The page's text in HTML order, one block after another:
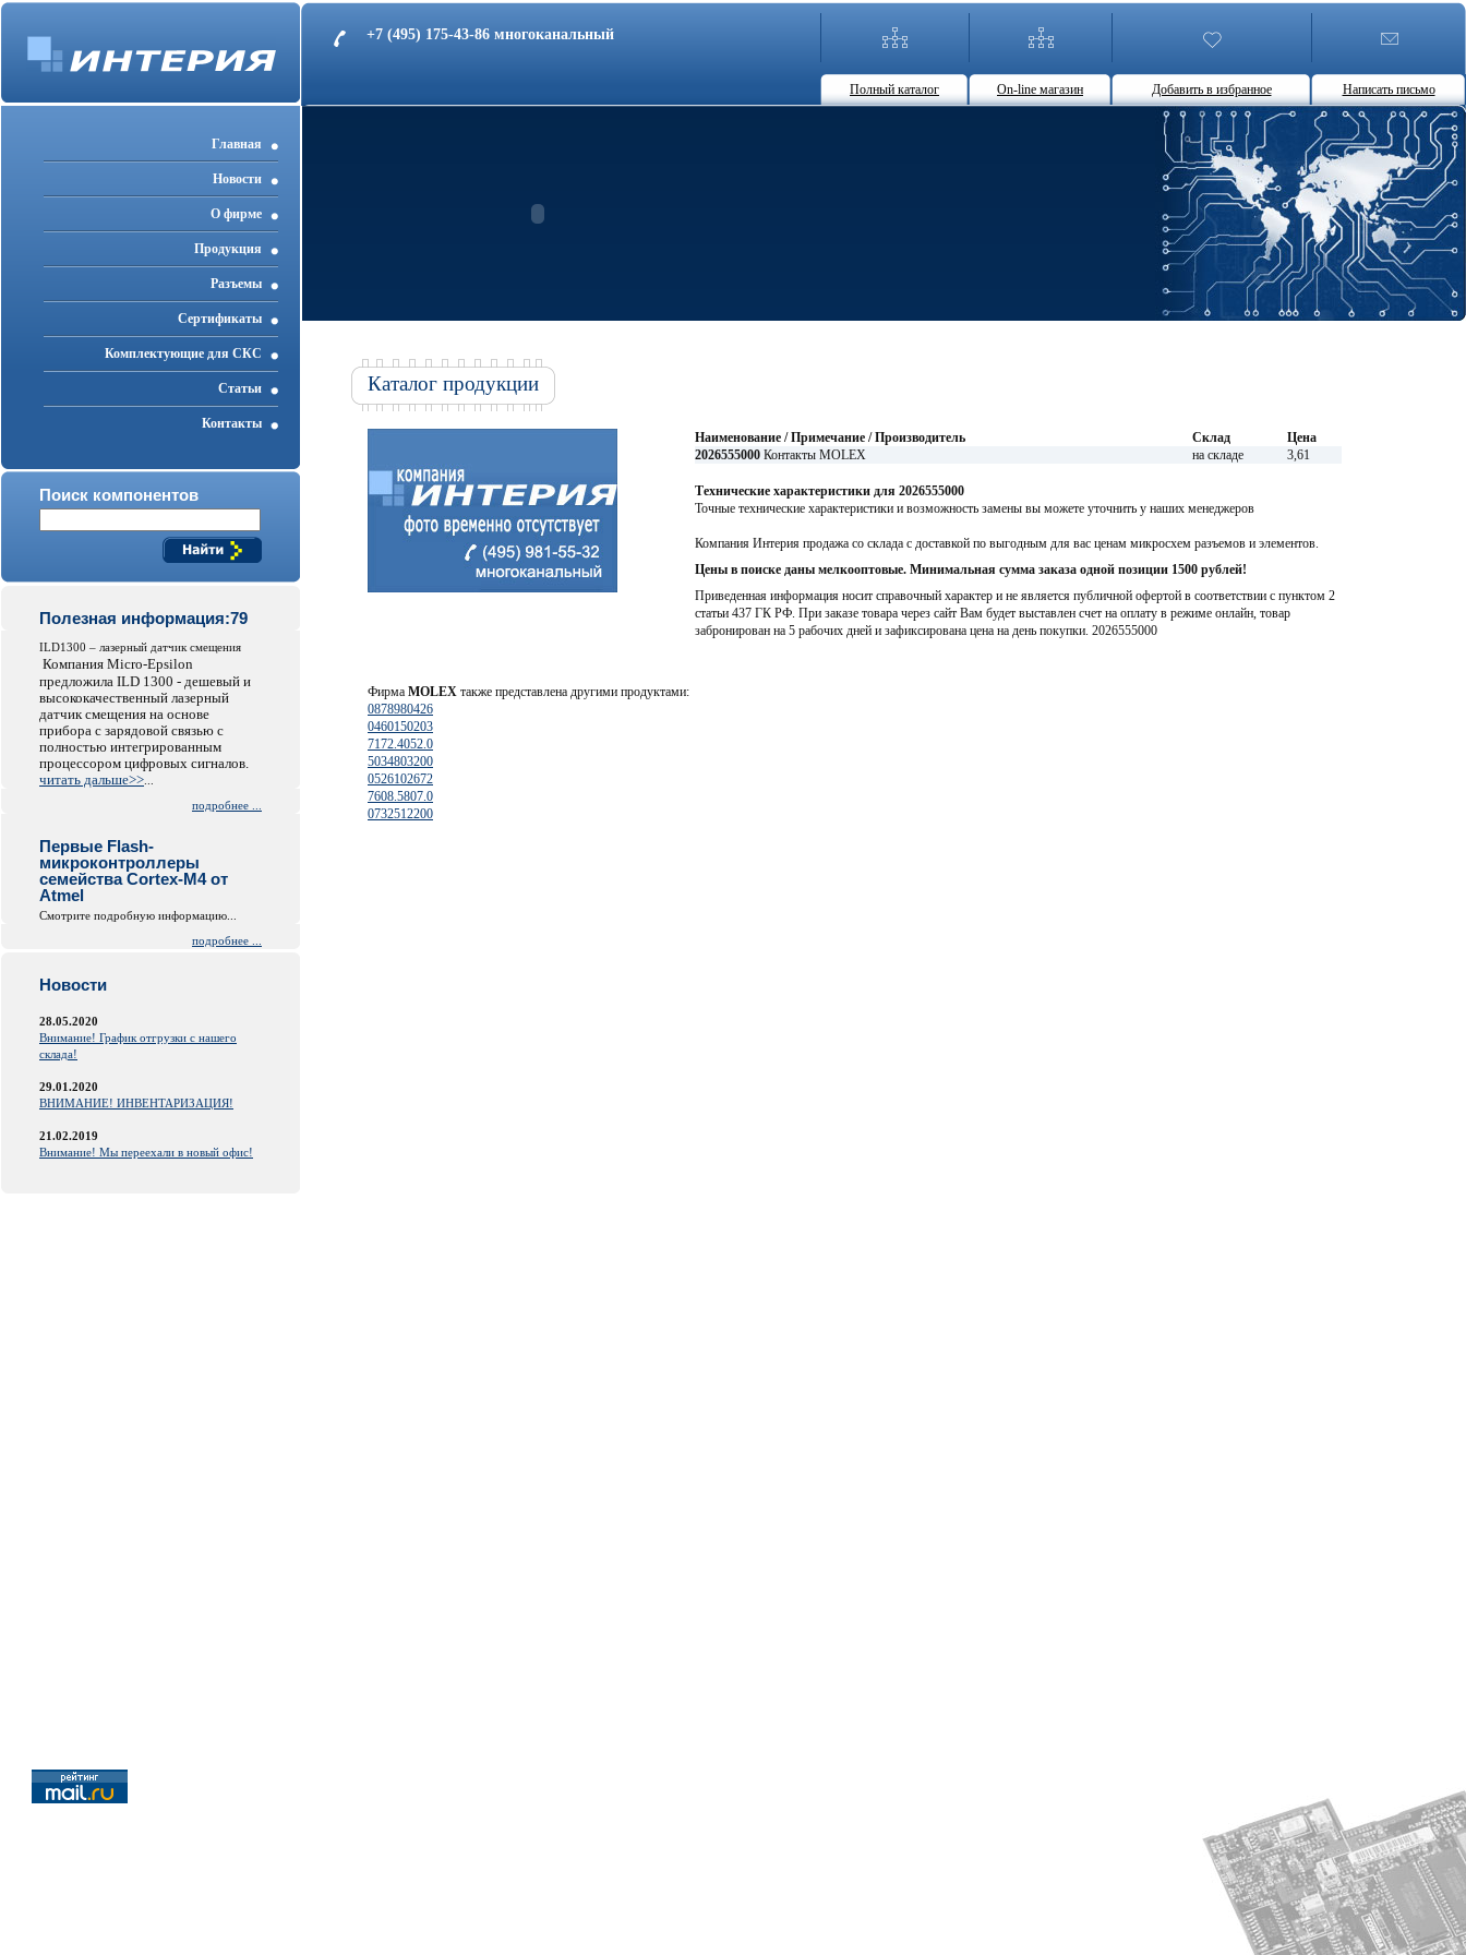
+7 (495) 175-43-86 многоканальный
Полный каталог On-line магазин Добавить в избранное Написать письмо
Главная
Новости
О фирме
Продукция
Разъемы
Cертификаты
Комплектующие для СКС
Статьи
Контакты
Поиск компонентов
Полезная информация:79
ILD1300 – лазерный датчик смещения
Компания Micro-Epsilon
предложила ILD 1300 - дешевый и
высококачественный лазерный
датчик смещения на основе
прибора с зарядовой связью с
полностью интегрированным
процессором цифровых сигналов.
читать дальше>>
подробнее ...
Первые Flash-
микроконтроллеры
семейства Cortex-M4 от
Atmel
Смотрите подробную информацию...
подробнее ...
Новости
28.05.2020
Внимание! График отгрузки с нашего
склада!
29.01.2020
ВНИМАНИЕ! ИНВЕНТАРИЗАЦИЯ!
21.02.2019
Внимание! Мы переехали в новый офис!
Каталог продукции
Наименование / Примечание / Производитель Склад
Цена
2026555000 Контакты MOLEX на складе 3,61
Технические характеристики для 2026555000
Точные технические характеристики и возможность замены вы можете уточнить у наших менеджеров
Компания Интерия продажа со склада с доставкой по выгодным для вас ценам микросхем разъемов и элементов.
Цены в поиске даны мелкооптовые. Минимальная сумма заказа одной позиции 1500 рублей!
Приведенная информация носит справочный характер и не является публичной офертой в соответствии с пунктом 2
статьи 437 ГК РФ. При заказе товара через сайт Вам будет выставлен счет на оплату в режиме онлайн, товар
забронирован на 5 рабочих дней и зафиксирована цена на день покупки. 2026555000
Фирма MOLEX также представлена другими продуктами:
0878980426
0460150203
7172.4052.0
5034803200
0526102672
7608.5807.0
0732512200